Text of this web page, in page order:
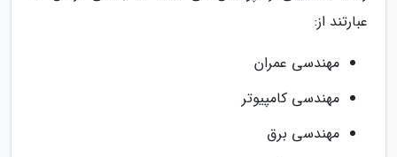
عبارتند از:
مهندسی عمران
مهندسی کامپیوتر
مهندسی برق